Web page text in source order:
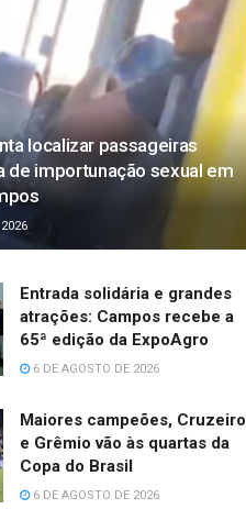
localizar passageiras
de importunação sexual em
Entrada solidária e grandes
atrações: Campos recebe a
65ª edição da ExpoAgro
6 DE AGOSTO DE 2026
Maiores campeões, Cruzeiro
e Grêmio vão às quartas da
Copa do Brasil
6 DE AGOSTO DE 2026